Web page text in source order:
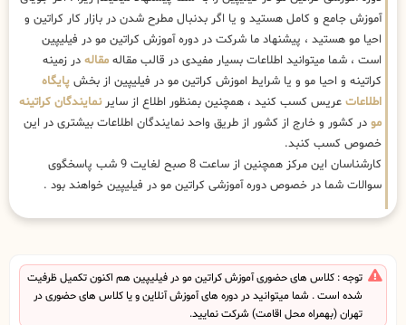
آموزش جامع و کامل هستید و یا اگر بدنبال مطرح شدن در بازار کار کراتین و
احیا مو هستید ، پیشنهاد ما شرکت در دوره آموزش کراتین مو در فیلیپین
است ، شما میتوانید اطلاعات بسیار مفیدی در قالب مقاله مقاله در زمینه
کراتینه و احیا مو و یا شرایط اموزش کراتین مو در فیلیپین از بخش پایگاه
اطلاعات عریس کسب کنید ، همچنین بمنظور اطلاع از سایرنمایندگان کراتینه
مو در کشور و خارج از کشور از طریق واحد نمایندگان اطلاعات بیشتری در این
خصوص کسب کنبد.
کارشناسان این مرکز همچنین از ساعت 8 صبح لغایت 9 شب پاسخگوی
سوالات شما در خصوص دوره آموزشی کراتین مو در فیلیپین خواهند بود .
توجه : کلاس های حضوری آموزش کراتین مو در فیلیپین هم اکنون تکمیل ظرفیت
شده است . شما میتوانید در دوره های آموزش آنلاین و یا کلاس های حضوری در
تهران (بهمراه محل اقامت) شرکت نمایید.